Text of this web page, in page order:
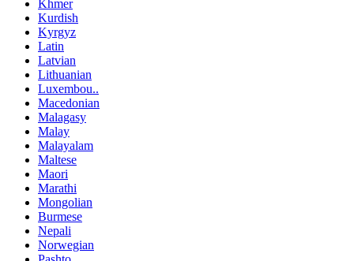
Khmer
Kurdish
Kyrgyz
Latin
Latvian
Lithuanian
Luxembou..
Macedonian
Malagasy
Malay
Malayalam
Maltese
Maori
Marathi
Mongolian
Burmese
Nepali
Norwegian